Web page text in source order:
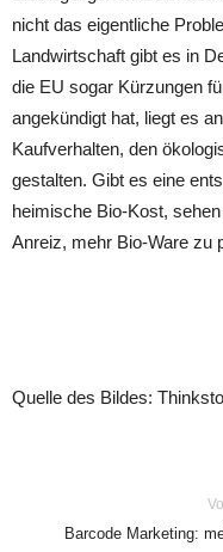
nicht das eigentliche
Landwirtschaft gibt es in
die EU sogar Kürzungen
angekündigt hat, liegt es
Kaufverhalten, den
gestalten. Gibt es eine
heimische Bio-Kost,
Anreiz, mehr Bio-Ware zu
Quelle des Bildes:
Barcode Marketing: